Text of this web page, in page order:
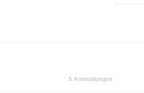
5 Anmeldungen